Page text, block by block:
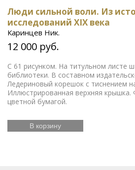
Люди сильной воли. Из
исследований XIX века
Каринцев Ник.
12 000 руб.
С 61 рисунком. На титульном листе
библиотеки. В составном
Ледериновый корешок с тиснением
Иллюстрированная верхняя
цветной бумагой.
В корзину